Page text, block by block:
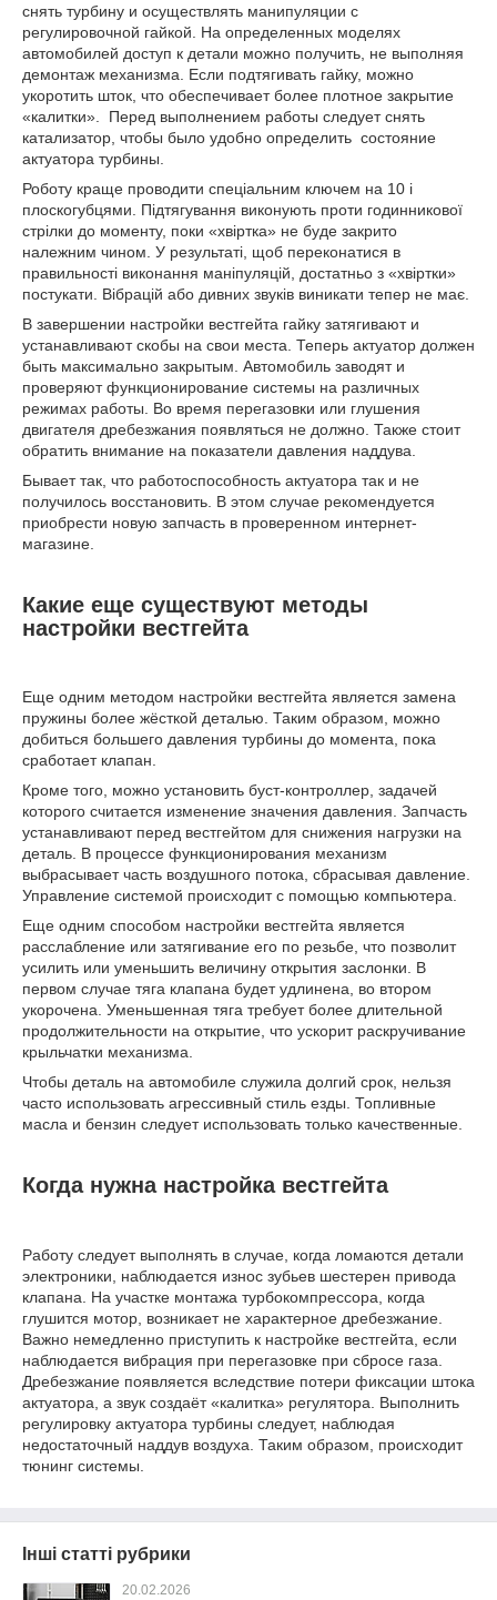
снять турбину и осуществлять манипуляции с
регулировочной гайкой. На определенных моделях
автомобилей доступ к детали можно получить, не выполняя
демонтаж механизма. Если подтягивать гайку, можно
укоротить шток, что обеспечивает более плотное закрытие
«калитки». Перед выполнением работы следует снять
катализатор, чтобы было удобно определить состояние
актуатора турбины.
Роботу краще проводити спеціальним ключем на 10 і
плоскогубцями. Підтягування виконують проти годинникової
стрілки до моменту, поки «хвіртка» не буде закрито
належним чином. У результаті, щоб переконатися в
правильності виконання маніпуляцій, достатньо з «хвіртки»
постукати. Вібрацій або дивних звуків виникати тепер не має.
В завершении настройки вестгейта гайку затягивают и
устанавливают скобы на свои места. Теперь актуатор должен
быть максимально закрытым. Автомобиль заводят и
проверяют функционирование системы на различных
режимах работы. Во время перегазовки или глушения
двигателя дребезжания появляться не должно. Также стоит
обратить внимание на показатели давления наддува.
Бывает так, что работоспособность актуатора так и не
получилось восстановить. В этом случае рекомендуется
приобрести новую запчасть в проверенном интернет-
магазине.
Какие еще существуют методы
настройки вестгейта
Еще одним методом настройки вестгейта является замена
пружины более жёсткой деталью. Таким образом, можно
добиться большего давления турбины до момента, пока
сработает клапан.
Кроме того, можно установить буст-контроллер, задачей
которого считается изменение значения давления. Запчасть
устанавливают перед вестгейтом для снижения нагрузки на
деталь. В процессе функционирования механизм
выбрасывает часть воздушного потока, сбрасывая давление.
Управление системой происходит с помощью компьютера.
Еще одним способом настройки вестгейта является
расслабление или затягивание его по резьбе, что позволит
усилить или уменьшить величину открытия заслонки. В
первом случае тяга клапана будет удлинена, во втором
укорочена. Уменьшенная тяга требует более длительной
продолжительности на открытие, что ускорит раскручивание
крыльчатки механизма.
Чтобы деталь на автомобиле служила долгий срок, нельзя
часто использовать агрессивный стиль езды. Топливные
масла и бензин следует использовать только качественные.
Когда нужна настройка вестгейта
Работу следует выполнять в случае, когда ломаются детали
электроники, наблюдается износ зубьев шестерен привода
клапана. На участке монтажа турбокомпрессора, когда
глушится мотор, возникает не характерное дребезжание.
Важно немедленно приступить к настройке вестгейта, если
наблюдается вибрация при перегазовке при сбросе газа.
Дребезжание появляется вследствие потери фиксации штока
актуатора, а звук создаёт «калитка» регулятора. Выполнить
регулировку актуатора турбины следует, наблюдая
недостаточный наддув воздуха. Таким образом, происходит
тюнинг системы.
Інші статті рубрики
20.02.2026